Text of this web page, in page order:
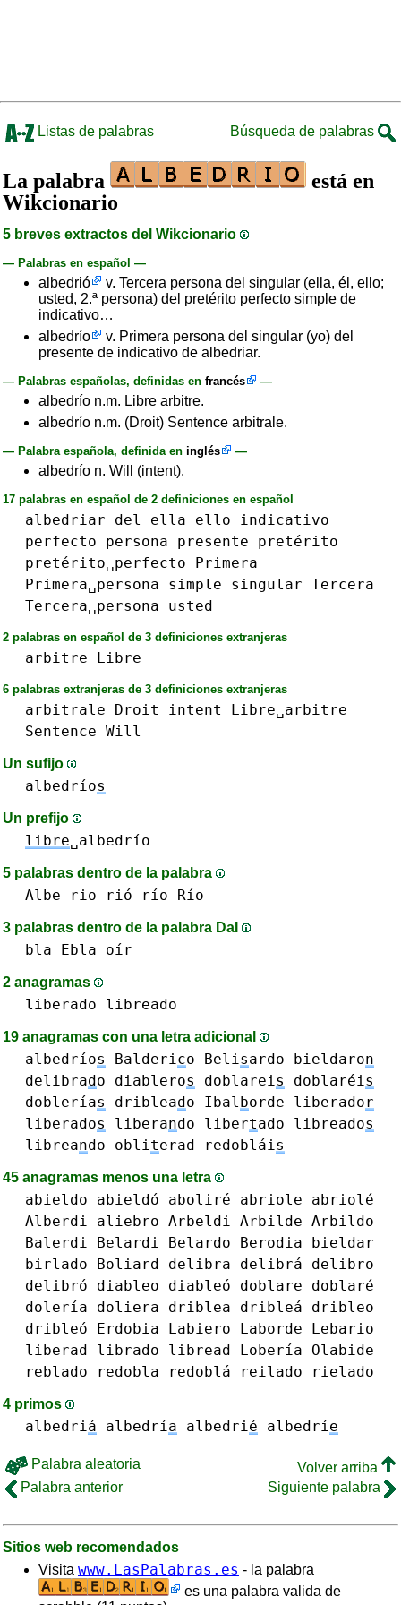
Listas de palabras Búsqueda de palabras
La palabra
está en
Wikcionario
5 breves extractos del Wikcionario
— Palabras en español —
albedrió
v. Tercera persona del singular (ella, él, ello;
usted, 2.ª persona) del pretérito perfecto simple de
indicativo…
albedrío
v. Primera persona del singular (yo) del
presente de indicativo de albedriar.
— Palabras españolas, definidas en francés —
albedrío n.m. Libre arbitre.
albedrío n.m. (Droit) Sentence arbitrale.
— Palabra española, definida en inglés —
albedrío n. Will (intent).
17 palabras en español de 2 definiciones en español
albedriar del ella ello
indicativo
perfecto
persona presente
pretérito
pretérito␣perfecto
Primera
Primera␣persona
simple singular Tercera
Tercera␣persona
usted
2 palabras en español de 3 definiciones extranjeras
arbitre Libre
6 palabras extranjeras de 3 definiciones extranjeras
arbitrale Droit intent
Libre␣arbitre
Sentence Will
Un sufijo
albedríos
Un prefijo
libre␣albedrío
5 palabras dentro de la palabra
Albe rio rió río Río
3 palabras dentro de la palabra DaI
bla Ebla oír
2 anagramas
liberado libreado
19 anagramas con una letra adicional
albedríos Balderico Belisardo bieldaron
delibrado diableros doblareis doblaréis
doblerías dribleado Ibalborde liberador
liberados liberando libertado libreados
libreando obliterad redobláis
45 anagramas menos una letra
abieldo abieldó aboliré
abriole abriolé
Alberdi
aliebro Arbeldi Arbilde Arbildo
Balerdi
Belardi Belardo Berodia
bieldar
birlado
Boliard delibra delibrá
delibro
delibró
diableo diableó
doblare doblaré
dolería
doliera driblea dribleá
dribleo
dribleó
Erdobia Labiero Laborde
Lebario
liberad
librado libread Lobería
Olabide
reblado
redobla redoblá reilado rielado
4 primos
albedriá albedría albedrié albedríe
Palabra aleatoria
Volver arriba
Palabra anterior
Siguiente palabra
Sitios web recomendados
Visita www.LasPalabras.es - la palabra
es una palabra valida de